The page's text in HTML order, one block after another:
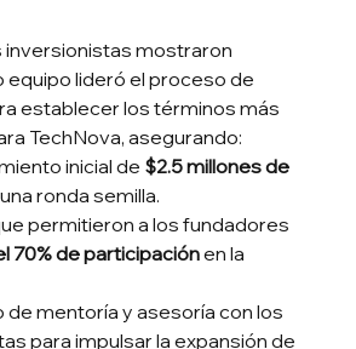
inversionistas mostraron
equipo lideró el proceso de
establecer los términos más
TechNova, asegurando:
inicial de $2.5 millones de
ronda semilla.
permitieron a los fundadores
70% de participación en la
de mentoría y asesoría con los
para impulsar la expansión de